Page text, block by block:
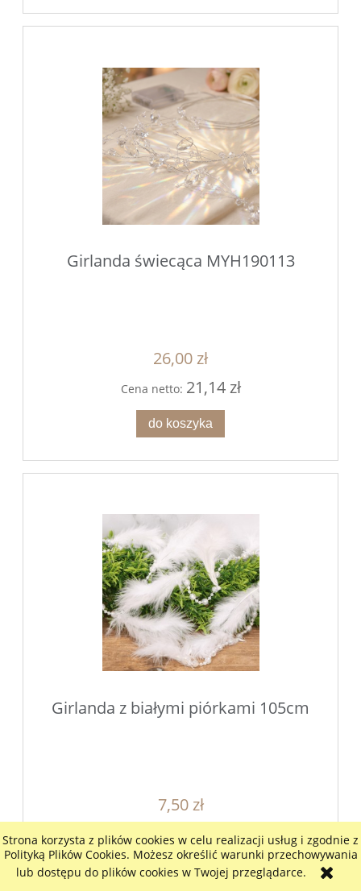
Strona korzysta z plików cookies w celu realizacji usług i zgodnie z
Polityką Plików Cookies. Możesz określić warunki przechowywania
lub dostępu do plików cookies w Twojej przeglądarce.
Girlanda świecąca MYH190113
26,00 zł
Cena netto: 21,14 zł
do koszyka
Girlanda z białymi piórkami 105cm
7,50 zł
Cena netto: 6,10 zł
do koszyka